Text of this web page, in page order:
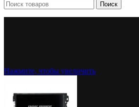
Поиск
Нажмите, чтобы увеличить